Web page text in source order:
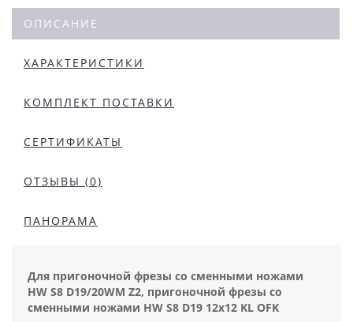
ОПИСАНИЕ
ХАРАКТЕРИСТИКИ
КОМПЛЕКТ ПОСТАВКИ
СЕРТИФИКАТЫ
ОТЗЫВЫ (0)
ПАНОРАМА
Для пригоночной фрезы со сменными ножами
HW S8 D19/20WM Z2, пригоночной фрезы со
сменными ножами HW S8 D19 12x12 KL OFK